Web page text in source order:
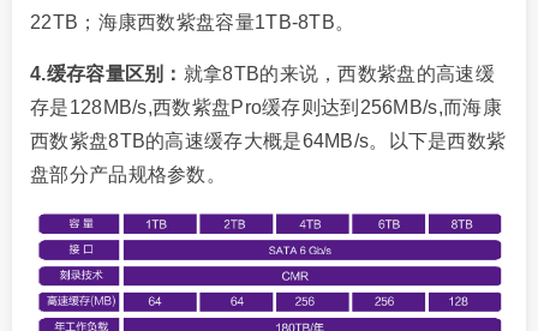
22TB；海康西数紫盘容量1TB-8TB。
4.缓存容量区别： 就拿8TB的来说，西数紫盘的高速缓
存是128MB/s,西数紫盘Pro缓存则达到256MB/s,而海康
西数紫盘8TB的高速缓存大概是64MB/s。以下是西数紫
盘部分产品规格参数。